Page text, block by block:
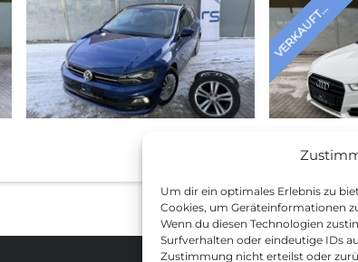
Um dir ein optimales Erlebnis zu
Cookies, um Geräteinformationen
Wenn du diesen Technologien
Surfverhalten oder eindeutige IDs
Zustimmung nicht erteilst oder
VOLKSWAGEN POLO 2018
VERKAUFT...